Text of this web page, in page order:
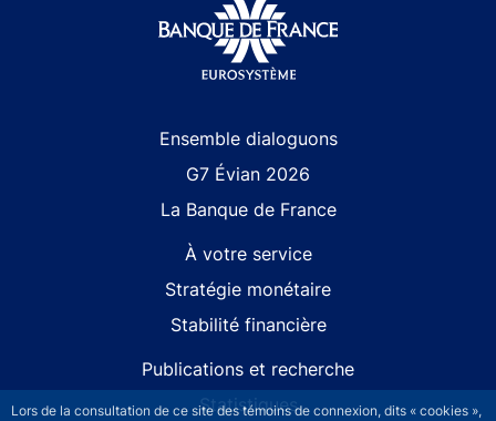
Lors de la consultation de ce site des témoins de connexion, dits « cookies »,
Ensemble dialoguons
G7 Évian 2026
La Banque de France
À votre service
Stratégie monétaire
Stabilité financière
Publications et recherche
Statistiques